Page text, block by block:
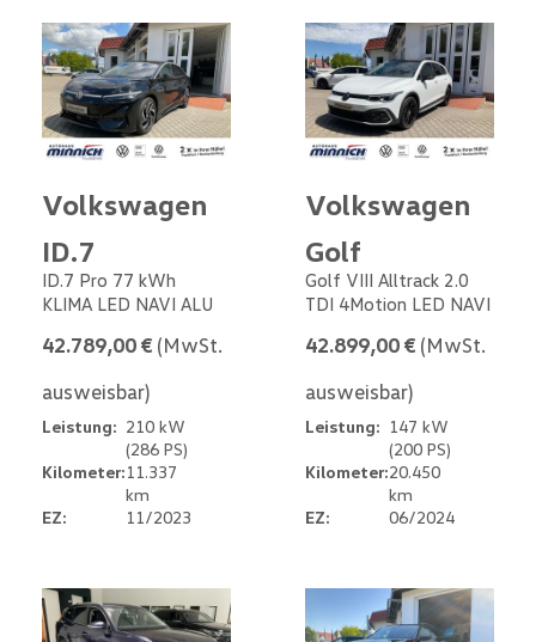
Volkswagen
ID.7
ID.7 Pro 77 kWh
KLIMA LED NAVI ALU
42.789,00 € (MwSt.
ausweisbar)
Leistung: 210 kW
(286 PS)
Kilometer:11.337
km
EZ:
11/2023
Volkswagen
Golf
Golf VIII Alltrack 2.0
TDI 4Motion LED NAVI
42.899,00 € (MwSt.
ausweisbar)
Leistung: 147 kW
(200 PS)
Kilometer:20.450
km
EZ:
06/2024